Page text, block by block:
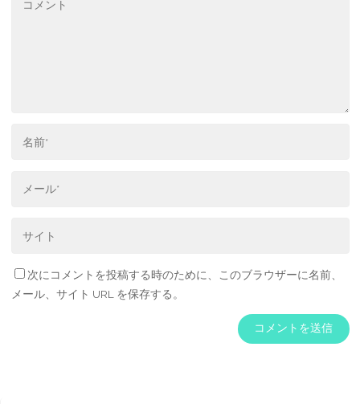
次にコメントを投稿する時のために、このブラウザーに名前、
メール、サイト URL を保存する。